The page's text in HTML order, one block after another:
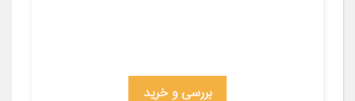
بررسی و خرید